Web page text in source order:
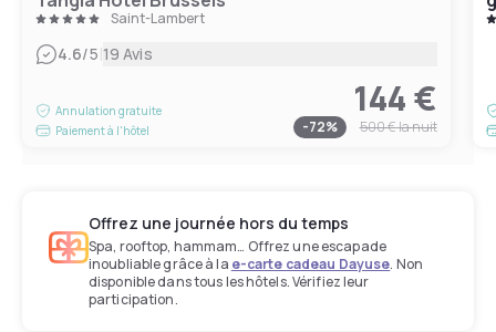
Saint-Lambert
4.6/5|19 Avis
Annulation gratuite
Paiement à l'hôtel
144 €
-72% 500 €la nuit
Offrez une journée hors du temps
Spa, rooftop, hammam… Offrez une escapade
inoubliable grâce à la e-carte cadeau Dayuse. Non
disponible dans tous les hôtels. Vérifiez leur
participation.